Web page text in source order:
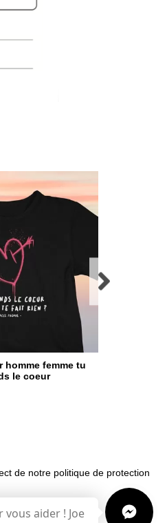
homme femme tu
le coeur
vous aider ! Joe
de notre politique de protection